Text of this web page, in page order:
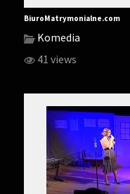
BiuroMatrymonialne.com
Komedia
41 views